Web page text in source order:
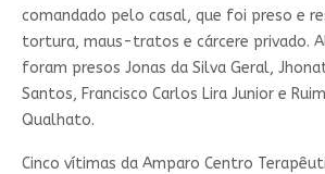
comandado pelo casal, que foi preso e
tortura, maus-tratos e cárcere privado.
foram presos Jonas da Silva Geral,
Santos, Francisco Carlos Lira Junior e
Qualhato.
Cinco vítimas da Amparo Centro